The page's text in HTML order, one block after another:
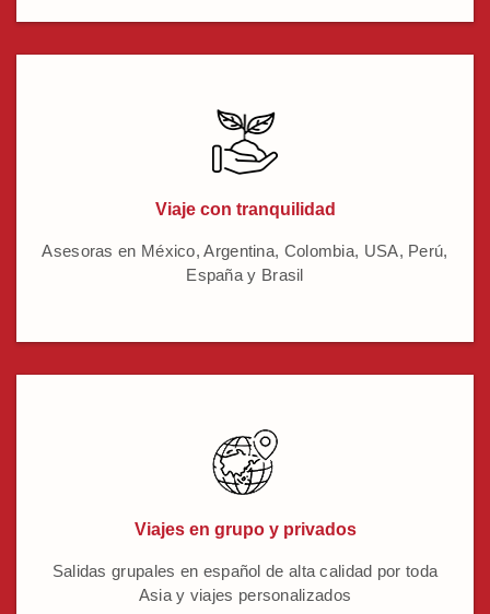
Viaje con tranquilidad
Asesoras en México, Argentina, Colombia, USA, Perú,
España y Brasil
Viajes en grupo y privados
Salidas grupales en español de alta calidad por toda
Asia y viajes personalizados